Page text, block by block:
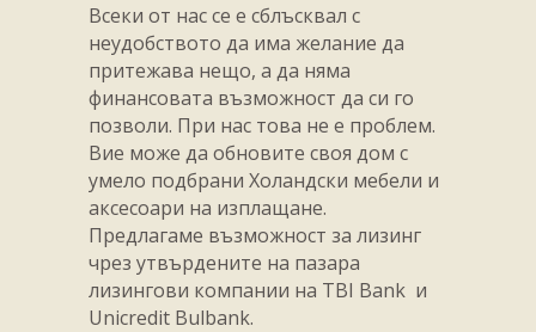
Всеки от нас се е сблъсквал с
неудобството да има желание да
притежава нещо, а да няма
финансовата възможност да си го
позволи. При нас това не е проблем.
Вие може да обновите своя дом с
умело подбрани Холандски мебели и
аксесоари на изплащане.
Предлагаме възможност за лизинг
чрез утвърдените на пазара
лизингови компании на TBI Bank и
Unicredit Bulbank.